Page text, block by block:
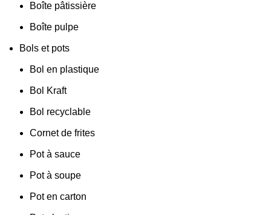
Boîte pâtissière
Boîte pulpe
Bols et pots
Bol en plastique
Bol Kraft
Bol recyclable
Cornet de frites
Pot à sauce
Pot à soupe
Pot en carton